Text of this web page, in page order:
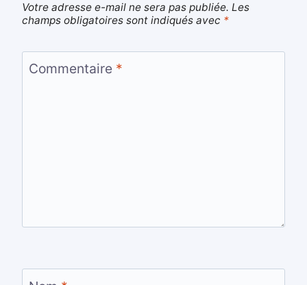
Votre adresse e-mail ne sera pas publiée. Les
champs obligatoires sont indiqués avec *
Commentaire *